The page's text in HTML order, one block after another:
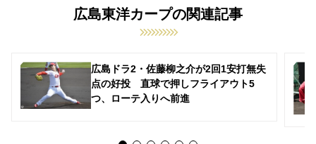
広島東洋カープの関連記事
広島ドラ2・佐藤柳之介が2回1安打無失
点の好投 直球で押しフライアウト5
つ、ローテ入りへ前進